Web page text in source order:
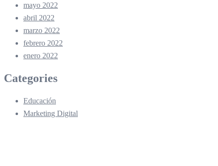
mayo 2022
abril 2022
marzo 2022
febrero 2022
enero 2022
Categories
Educación
Marketing Digital